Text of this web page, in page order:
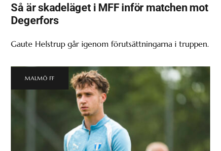
Så är skadeläget i MFF inför matchen mot
Degerfors
Gaute Helstrup går igenom förutsättningarna i truppen.
MALMÖ FF